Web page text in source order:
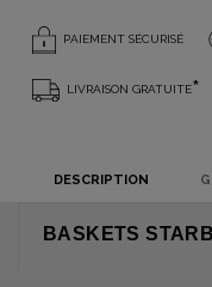
PAIEMENT SÉCURISÉ
LIVRAISON GRATUITE*
DESCRIPTION
BASKETS